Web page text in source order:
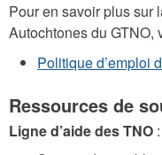
Pour en savoir plus sur
Autochtones du GTNO,
Politique d’emploi
Ressources de
Ligne d’aide des TNO